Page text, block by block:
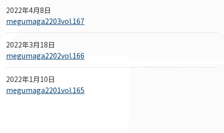
2022年4月8日
megumaga2203vol.167
2022年3月18日
megumaga2202vol.166
2022年1月10日
megumaga2201vol.165